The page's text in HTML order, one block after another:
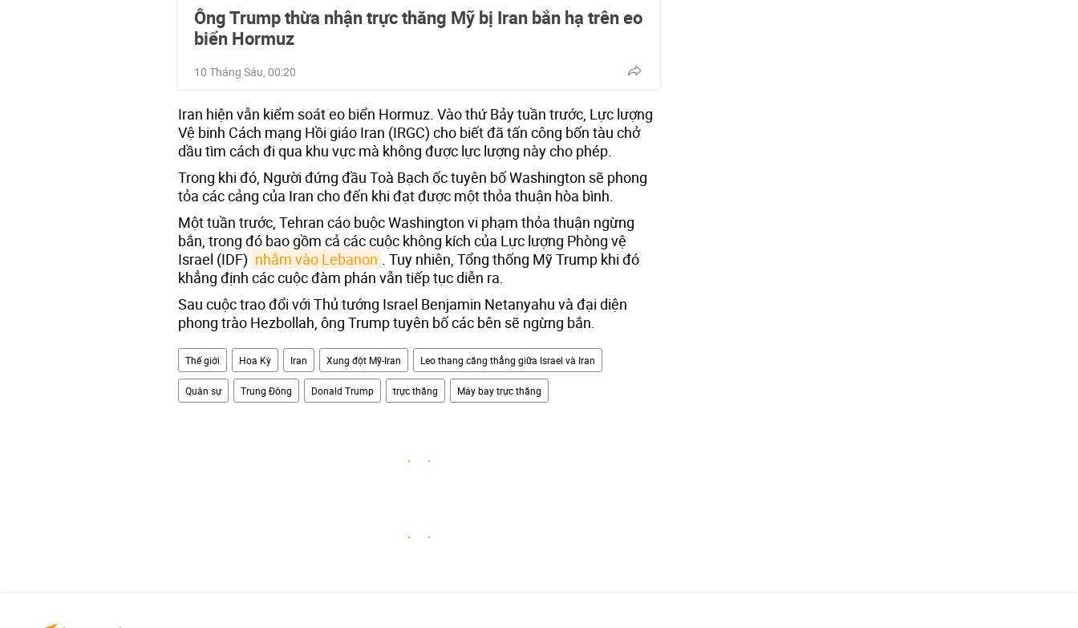
Ông Trump thừa nhận trực thăng Mỹ bị Iran bắn hạ trên eo
biển Hormuz
10 Tháng Sáu, 00:20
Iran hiện vẫn kiểm soát eo biển Hormuz. Vào thứ Bảy tuần trước, Lực lượng
Vệ binh Cách mạng Hồi giáo Iran (IRGC) cho biết đã tấn công bốn tàu chở
dầu tìm cách đi qua khu vực mà không được lực lượng này cho phép.
Trong khi đó, Người đứng đầu Toà Bạch ốc tuyên bố Washington sẽ phong
tỏa các cảng của Iran cho đến khi đạt được một thỏa thuận hòa bình.
Một tuần trước, Tehran cáo buộc Washington vi phạm thỏa thuận ngừng
bắn, trong đó bao gồm cả các cuộc không kích của Lực lượng Phòng vệ
Israel (IDF) nhằm vào Lebanon
. Tuy nhiên, Tổng thống Mỹ Trump khi đó
khẳng định các cuộc đàm phán vẫn tiếp tục diễn ra.
Sau cuộc trao đổi với Thủ tướng Israel Benjamin Netanyahu và đại diện
phong trào Hezbollah, ông Trump tuyên bố các bên sẽ ngừng bắn.
Thế giới Hoa Kỳ Iran Xung đột Mỹ-Iran Leo thang căng thẳng giữa Israel và Iran
Quân sự Trung Đông Donald Trump trực thăng Máy bay trực thăng